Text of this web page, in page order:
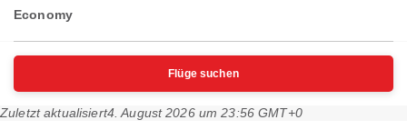
Economy
Flüge suchen
Zuletzt aktualisiert4. August 2026 um 23:56 GMT+0